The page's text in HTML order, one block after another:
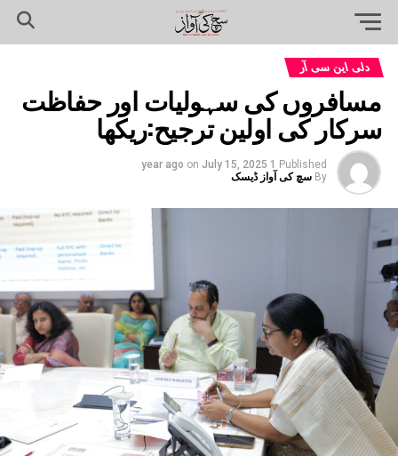
دلی این سی آر
مسافروں کی سہولیات اور حفاظت
سرکار کی اولین ترجیح:ریکھا
Published
1 year ago
on July 15, 2025
By سچ کی آواز ڈیسک